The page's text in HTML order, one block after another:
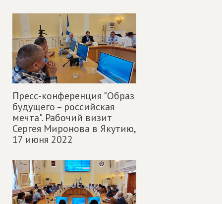
Пресс-конференция "Образ
будущего – российская
мечта". Рабочий визит
Сергея Миронова в Якутию,
17 июня 2022